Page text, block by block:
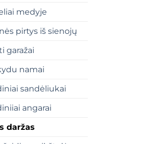
medyje
pirtys iš sienojų
garažai
namai
sandėliukai
angarai
daržas